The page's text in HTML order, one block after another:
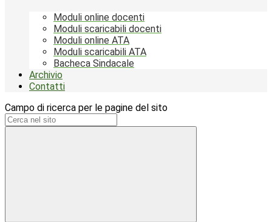
Moduli online docenti
Moduli scaricabili docenti
Moduli online ATA
Moduli scaricabili ATA
Bacheca Sindacale
Archivio
Contatti
Campo di ricerca per le pagine del sito